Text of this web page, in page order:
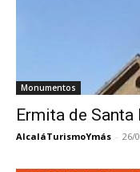
Monumentos
Ermita de
AlcaláTurismoYmás - 26/